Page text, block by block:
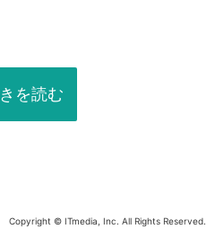
を読む
Copyright © ITmedia, Inc. All Rights Reserved.